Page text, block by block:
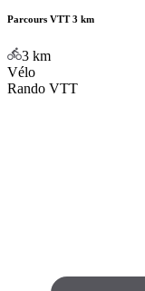
Parcours VTT 3 km
3 km
Vélo
Rando VTT